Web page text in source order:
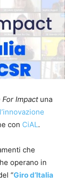
For Impactuna
con CiAL.
che
operano in
“Giro d’Italia